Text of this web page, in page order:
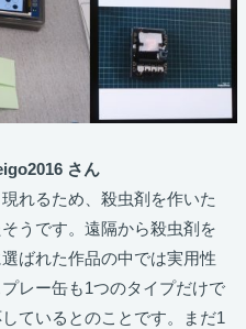
さん
れるため、殺虫剤を作いた
うです。遠隔から殺虫剤を
ばれた作品の中では実用性
レー缶も1つのタイプだけで
ているとのことです。まだ1